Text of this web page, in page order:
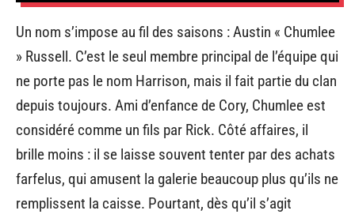
Un nom s’impose au fil des saisons : Austin « Chumlee
» Russell. C’est le seul membre principal de l’équipe qui
ne porte pas le nom Harrison, mais il fait partie du clan
depuis toujours. Ami d’enfance de Cory, Chumlee est
considéré comme un fils par Rick. Côté affaires, il
brille moins : il se laisse souvent tenter par des achats
farfelus, qui amusent la galerie beaucoup plus qu’ils ne
remplissent la caisse. Pourtant, dès qu’il s’agit